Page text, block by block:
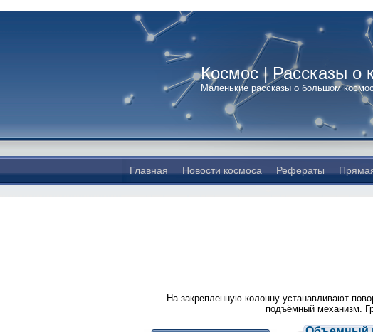
Космос | Рассказы о
Маленькие рассказы о большом
Главная Новости космоса Рефераты
На закрепленную колонну устанавливают
подъёмный механизм.